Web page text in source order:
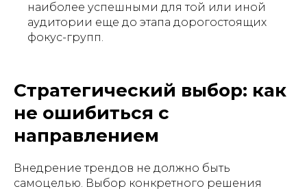
наиболее успешными для той или иной
аудитории еще до этапа дорогостоящих
фокус-групп.
Стратегический выбор: как
не ошибиться с
направлением
Внедрение трендов не должно быть
самоцелью. Выбор конкретного решения